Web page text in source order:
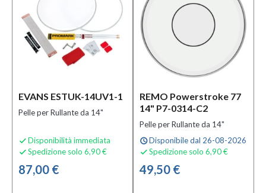
008.5
(1)
10"
(10)
Finitura
(1)
Coated
(Rivestita)
EVANS ESTUK-14UV1-1
Pelle per Rullante da 14"
 Disponibilità immediata
 Spedizione solo 6,90 €
87,00 €
REMO Powerstroke 77
14" P7-0314-C2
Pelle per Rullante da 14"
scheduleDisponibile dal 26-08-2026
 Spedizione solo 6,90 €
49,50 €